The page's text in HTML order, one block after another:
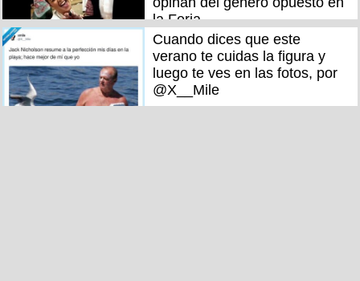
la Feria
Cuando dices que este
verano te cuidas la figura y
luego te ves en las fotos, por
@X__Mile